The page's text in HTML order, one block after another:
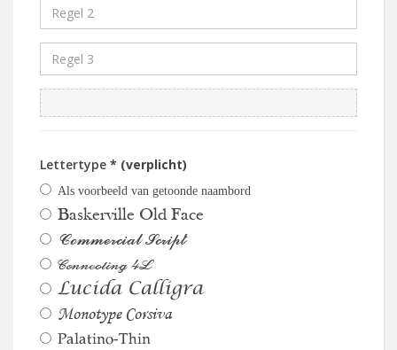
Lettertype * (verplicht)
Als voorbeeld van getoonde naambord
Baskerville Old Face
Commercial Script
Connecting 4L
Lucida Calligra
Monotype Corsiva
Palatino-Thin